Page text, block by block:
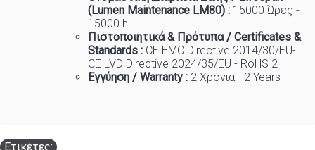
(Lumen Maintenance LM80) : 1 5000 Ώρες -
15000 h
Πιστοποιητικά & Πρότυπα / Certificates &
Standards : CE EMC Directive 2014/30/EU-
CE LVD Directive 2024/35/EU - RoHS 2
Εγγύηση / Warranty : 2 Χρόνια - 2 Years
Ετικέτες: